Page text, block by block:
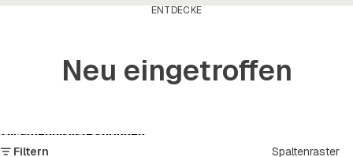
ENTDECKE
Neu eingetroffen
Zur Ergebnisliste springen
Filtern
Spaltenraster